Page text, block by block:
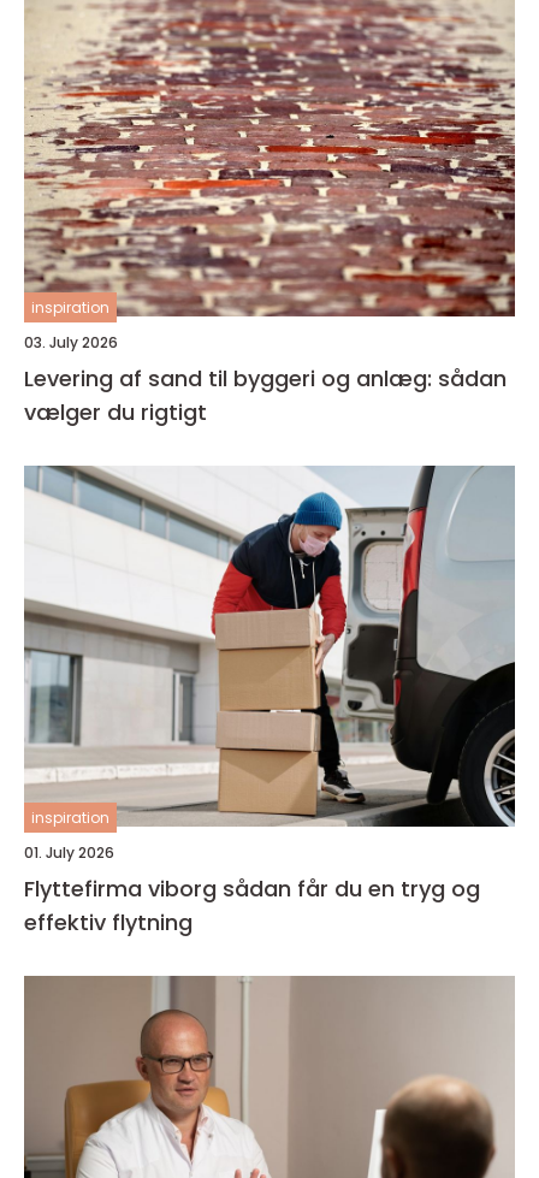
inspiration
03. July 2026
Levering af sand til byggeri og anlæg: sådan
vælger du rigtigt
inspiration
01. July 2026
Flyttefirma viborg sådan får du en tryg og
effektiv flytning